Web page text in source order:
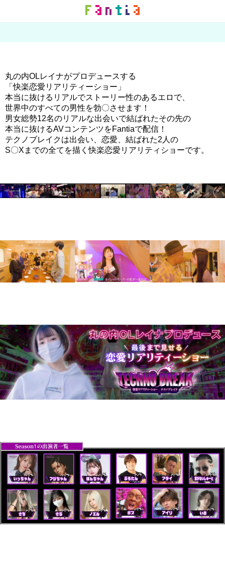
丸の内OLレイナがプロデュースする
「快楽恋愛リアリティーショー」
本当に抜けるリアルでストーリー性のあるエロで、
世界中のすべての男性を勃〇させます！
男女総勢12名のリアルな出会いで結ばれたその先の
本当に抜けるAVコンテンツをFantiaで配信！
テクノブレイクは出会い、恋愛、結ばれた2人の
S〇Xまでの全てを描く快楽恋愛リアリティショーです。